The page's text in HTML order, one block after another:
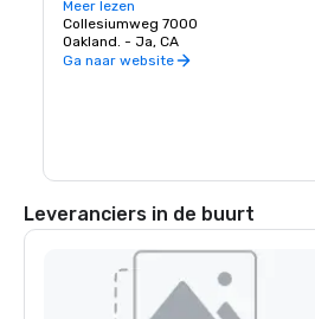
favoriete artiesten!
Meer lezen
Collesiumweg 7000
Oakland. - Ja, CA
Ga naar website
Leveranciers in de buurt